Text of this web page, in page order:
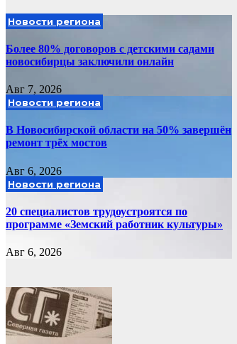
Новости региона
Более 80% договоров с детскими садами
новосибирцы заключили онлайн
Авг 7, 2026
Новости региона
В Новосибирской области на 50% завершён
ремонт трёх мостов
Авг 6, 2026
Новости региона
20 специалистов трудоустроятся по
программе «Земский работник культуры»
Авг 6, 2026